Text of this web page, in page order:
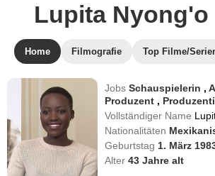
Lupita Nyong'o
Home Filmografie Top Filme/
JobsSchauspielerin ,
Produzent ,
Vollständiger Name
Nationalitäten
Geburtstag 1. März
Alter43 Jahre alt